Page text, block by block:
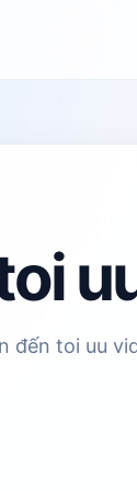
đến toi uu